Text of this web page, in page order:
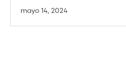
mayo 14, 2024